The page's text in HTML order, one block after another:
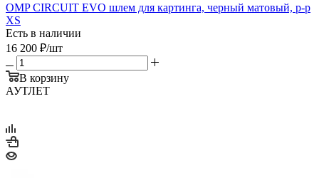
OMP CIRCUIT EVO шлем для картинга, черный матовый, р-р
XS
Есть в наличии
16 200 ₽/шт
В корзину
АУТЛЕТ